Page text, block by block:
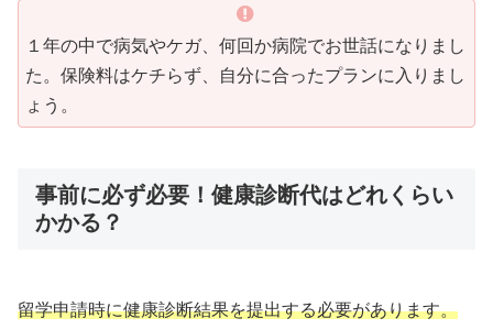
１年の中で病気やケガ、何回か病院でお世話になりまし
た。保険料はケチらず、自分に合ったプランに入りまし
ょう。
事前に必ず必要！健康診断代はどれくらい
かかる？
留学申請時に健康診断結果を提出する必要があります。